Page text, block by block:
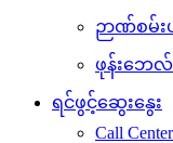
ဉာဏ်စမ်
ဖုန်းဘေလ်
ရင်ဖွင့်ဆွေးနွေး
Call Center